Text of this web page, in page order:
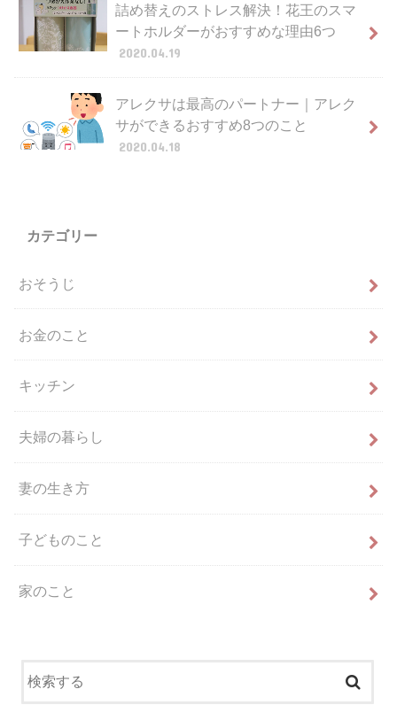
詰め替えのストレス解決！花王のスマ
ートホルダーがおすすめな理由6つ
2020.04.19
アレクサは最高のパートナー｜アレク
サができるおすすめ8つのこと
2020.04.18
カテゴリー
おそうじ
お金のこと
キッチン
夫婦の暮らし
妻の生き方
子どものこと
家のこと